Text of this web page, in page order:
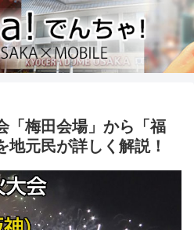
「梅田会場」から「福
地元民が詳しく解説！